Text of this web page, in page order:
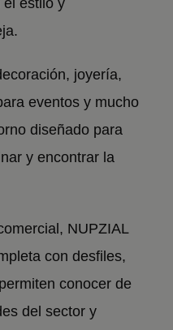
el estilo y
joyería,
eventos y mucho
diseñado para
y encontrar la
NUPZIAL
con desfiles,
conocer de
del sector y